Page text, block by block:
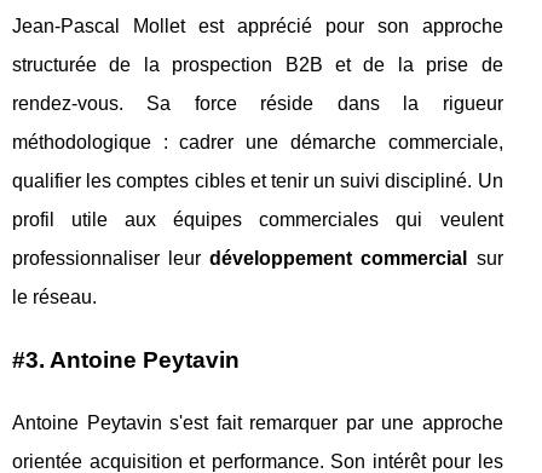
Jean-Pascal Mollet est apprécié pour son approche
structurée de la prospection B2B et de la prise de
rendez-vous. Sa force réside dans la rigueur
méthodologique : cadrer une démarche commerciale,
qualifier les comptes cibles et tenir un suivi discipliné. Un
profil utile aux équipes commerciales qui veulent
professionnaliser leurdéveloppement commercial
sur
le réseau.
#3. Antoine Peytavin
Antoine Peytavin s'est fait remarquer par une approche
orientée acquisition et performance. Son intérêt pour les